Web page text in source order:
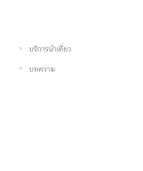
บริการนำเที่ยว
บทความ